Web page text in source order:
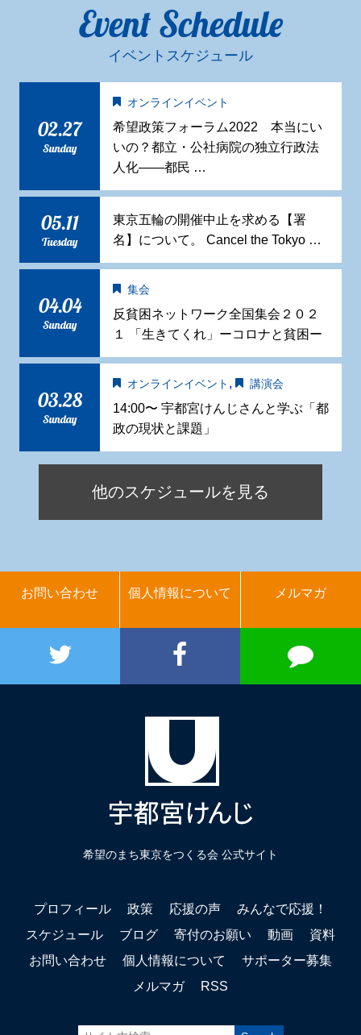
Event Schedule
イベントスケジュール
02.27
Sunday
オンラインイベント
希望政策フォーラム2022 本当にい
いの？都立・公社病院の独立行政法
人化——都民 …
05.11
Tuesday
東京五輪の開催中止を求める【署
名】について。 Cancel the Tokyo …
04.04
Sunday
集会
反貧困ネットワーク全国集会２０２
１ 「生きてくれ」ーコロナと貧困ー
03.28
Sunday
オンラインイベント , 講演会
14:00〜 宇都宮けんじさんと学ぶ「都
政の現状と課題」
他のスケジュールを見る
お問い合わせ 個人情報について メルマガ
希望のまち東京をつくる会 公式サイト
プロフィール 政策 応援の声
みんなで応援！
スケジュール
ブログ 寄付のお願い 動画
資料
お問い合わせ
個人情報について
サポーター募集
メルマガ
RSS